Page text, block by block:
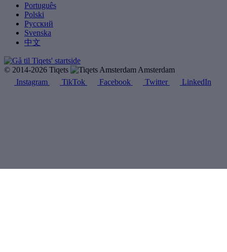
Português
Polski
Русский
Svenska
中文
© 2014-2026 Tiqets
Amsterdam
Instagram
TikTok Facebook Twitter LinkedIn